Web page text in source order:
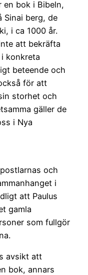
en bok i Bibeln,
Sinai berg, de
i ca 1000 år.
att bekräfta
konkreta
beteende och
för att
storhet och
gäller de
i Nya
och
i
att Paulus
gamla
som fullgör
avsikt att
bok, annars